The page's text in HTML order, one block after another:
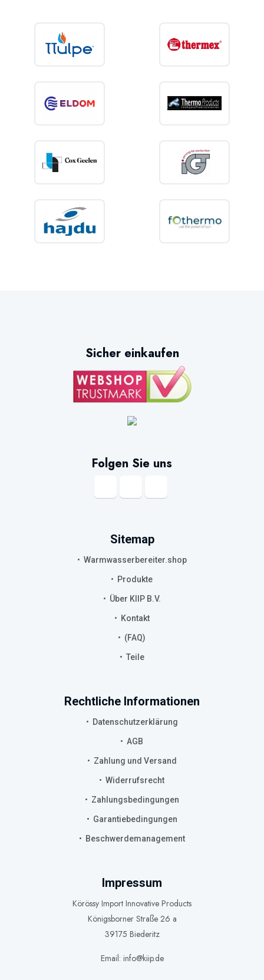
Sicher einkaufen
Folgen Sie uns
Sitemap
Warmwasserbereiter.shop
Produkte
Über KIIP B.V.
Kontakt
(FAQ)
Teile
Rechtliche Informationen
Datenschutzerklärung
AGB
Zahlung und Versand
Widerrufsrecht
Zahlungsbedingungen
Garantiebedingungen
Beschwerdemanagement
Impressum
Körössy Import Innovative Products
Königsborner Straße 26 a
39175 Biederitz
Email: info@kiip.de